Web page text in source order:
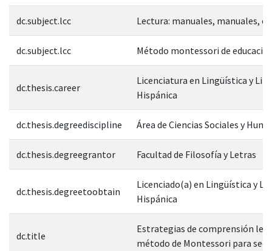
dc.subject.lcc Lectura: manuales, manuales,
dc.subject.lcc Método montessori de
dc.thesis.career
Licenciatura en Lingüística y
Hispánica
dc.thesis.degreediscipline Área de Ciencias Sociales y
dc.thesis.degreegrantor Facultad de Filosofía y Letras
dc.thesis.degreetoobtain
Licenciado(a) en Lingüística y
Hispánica
dc.title
Estrategias de comprensión
método de Montessori para